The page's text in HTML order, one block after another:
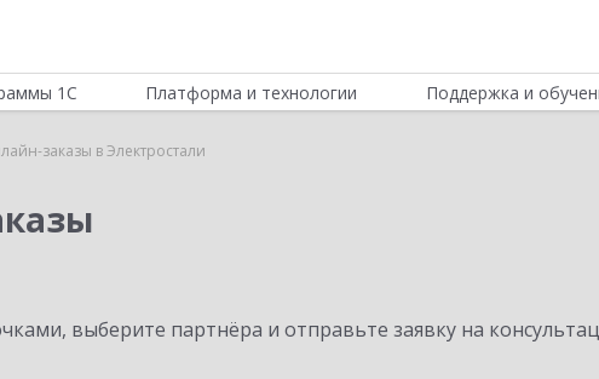
1С Платформа и технологии Поддержка и
заказы в Электростали
выберите партнёра и отправьте заявку на